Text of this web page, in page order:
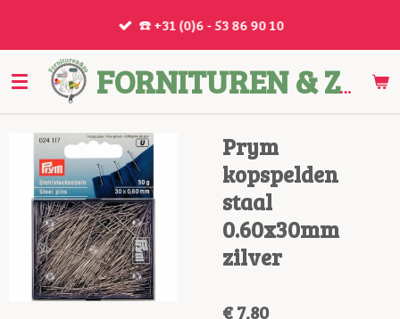
de
hoofdinhoud
FORNITUREN & ZO
☎️ +31 (0)6 - 53 86 90 10
Prym
kopspelden
staal
0.60x30mm
zilver
€ 7,80